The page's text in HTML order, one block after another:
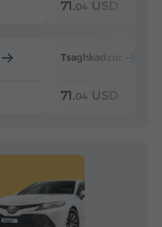
71.04 USD
Tsaghkadzor
71.04 USD